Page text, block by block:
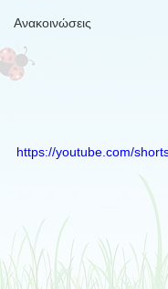
Ανακοινώσεις
https://youtube.com/